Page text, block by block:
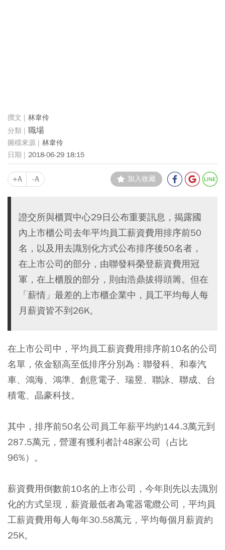
林韋伶
職場
林韋伶
2018-06-29 18:15
+A -A 加入收藏
證交所與櫃買中心29日公布重要訊息，揭露國
內上市櫃公司去年平均員工薪資費用排序前50
名，以及用去識別化方式公布排序後50名者，
在上市公司的部分，由聯發科榮登薪資費用冠
軍，在上櫃股的部分，則由浩鼎拔得頭籌。但在
「薪情」最差的上市櫃企業中，員工平均每人每
月薪資皆不到26K。
在上市公司中，平均員工薪資費用排序前10名的公司
名單，依金額高至低排序分別為：聯發科、和泰汽
車、鴻海、鴻準、創意電子、瑞昱、聯詠、聯成、台
積電、晶豪科技。
其中，排序前50名公司員工年薪平均約144.3萬元到
287.5萬元，營運有獲利者計48家公司（占比
96%）。
薪資費用倒數前10名的上市公司，今年則先以去識別
化的方式呈現，薪資最低者為電器電纜公司，平均員
工薪資費用每人每年30.58萬元，平均每個月薪資約
25K。